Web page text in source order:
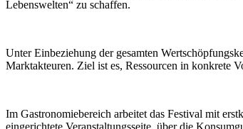
Lebenswelten“ zu schaffen.
Unter Einbeziehung der gesamten
Marktakteuren. Ziel ist es, Ressourcen in konkrete
Im Gastronomiebereich arbeitet das Festival mit
eingerichtete Veranstaltungsseite, über die